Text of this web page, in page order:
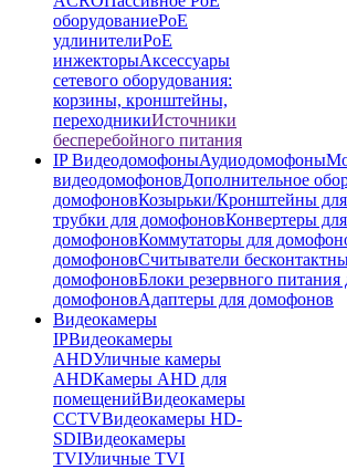
оборудованиеPoE
удлинителиPoE
инжекторыАксессуары
сетевого оборудования:
корзины, кронштейны,
переходникиИсточники
бесперебойного питания
IP ВидеодомофоныАудиодомофоны
видеодомофоновДополнительное
домофоновКозырьки/Кронштейны
трубки для домофоновКонвертеры для
домофоновКоммутаторы для
домофоновСчитыватели
домофоновБлоки резервного питания
домофоновАдаптеры для домофонов
Видеокамеры
IPВидеокамеры
AHDУличные камеры
AHDКамеры AHD для
помещенийВидеокамеры
CCTVВидеокамеры HD-
SDIВидеокамеры
TVIУличные TVI